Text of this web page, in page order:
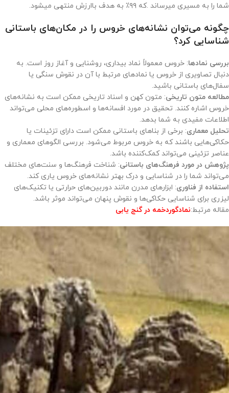
شما را به مسیری میرساند .که ۹۹٪ به هدف باارزش منتهی میشود.
چگونه می‌توان نشانه‌های خروس را در مکان‌های باستانی
شناسایی کرد؟
بررسی نمادها: خروس معمولاً نماد بیداری، روشنایی و آغاز روز است. به
دنبال تصاویری از خروس یا نمادهای مرتبط با آن در نقوش سنگی یا
سفال‌های باستانی باشید.
مطالعه متون تاریخی: متون کهن و اسناد تاریخی ممکن است به نشانه‌های
خروس اشاره کنند. تحقیق در مورد افسانه‌ها و اسطوره‌های محلی می‌تواند
اطلاعات مفیدی به شما بدهد.
تحلیل معماری: برخی از بناهای باستانی ممکن است دارای تزئینات یا
حکاکی‌هایی باشند که به خروس مربوط می‌شود. بررسی الگوهای معماری و
عناصر تزئینی می‌تواند کمک‌کننده باشد.
پژوهش در مورد فرهنگ‌های باستانی: شناخت فرهنگ‌ها و سنت‌های مختلف
می‌تواند شما را در شناسایی و درک بهتر نشانه‌های خروس یاری کند.
استفاده از فناوری: ابزارهای مدرن مانند دوربین‌های حرارتی یا تکنیک‌های
لیزری برای شناسایی حکاکی‌ها و نقوش پنهان می‌تواند موثر باشد.
مقاله مرتبط:نمادگوردخمه در گنج یابی